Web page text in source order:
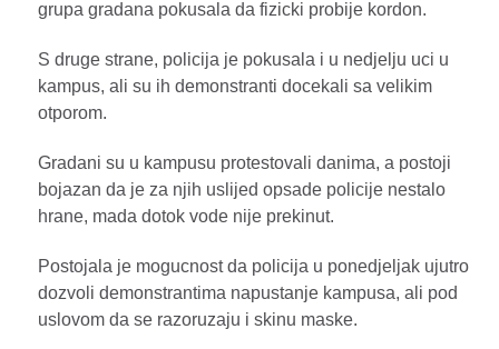
grupa gradana pokusala da fizicki probije kordon.
S druge strane, policija je pokusala i u nedjelju uci u
kampus, ali su ih demonstranti docekali sa velikim
otporom.
Gradani su u kampusu protestovali danima, a postoji
bojazan da je za njih uslijed opsade policije nestalo
hrane, mada dotok vode nije prekinut.
Postojala je mogucnost da policija u ponedjeljak ujutro
dozvoli demonstrantima napustanje kampusa, ali pod
uslovom da se razoruzaju i skinu maske.